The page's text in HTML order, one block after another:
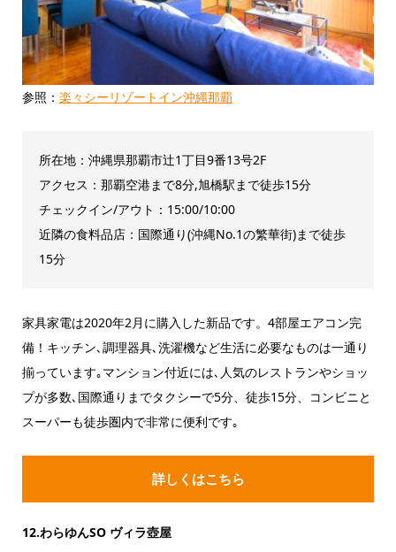
参照： 楽々シーリゾートイン沖縄那覇
所在地：沖縄県那覇市辻1丁目9番13号2F
アクセス：那覇空港まで8分,旭橋駅まで徒歩15分
チェックイン/アウト：15:00/10:00
近隣の食料品店：国際通り(沖縄No.1の繁華街)まで徒歩
15分
家具家電は2020年2月に購入した新品です。4部屋エアコン完
備！キッチン､調理器具､洗濯機など生活に必要なものは一通り
揃っています｡マンション付近には､人気のレストランやショッ
プが多数､国際通りまでタクシーで5分、徒歩15分、コンビニと
スーパーも徒歩圏内で非常に便利です｡
詳しくはこちら
12.わらゆんSO ヴィラ壺屋